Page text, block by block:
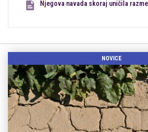
Njegova navada skoraj uničila
NOVICE